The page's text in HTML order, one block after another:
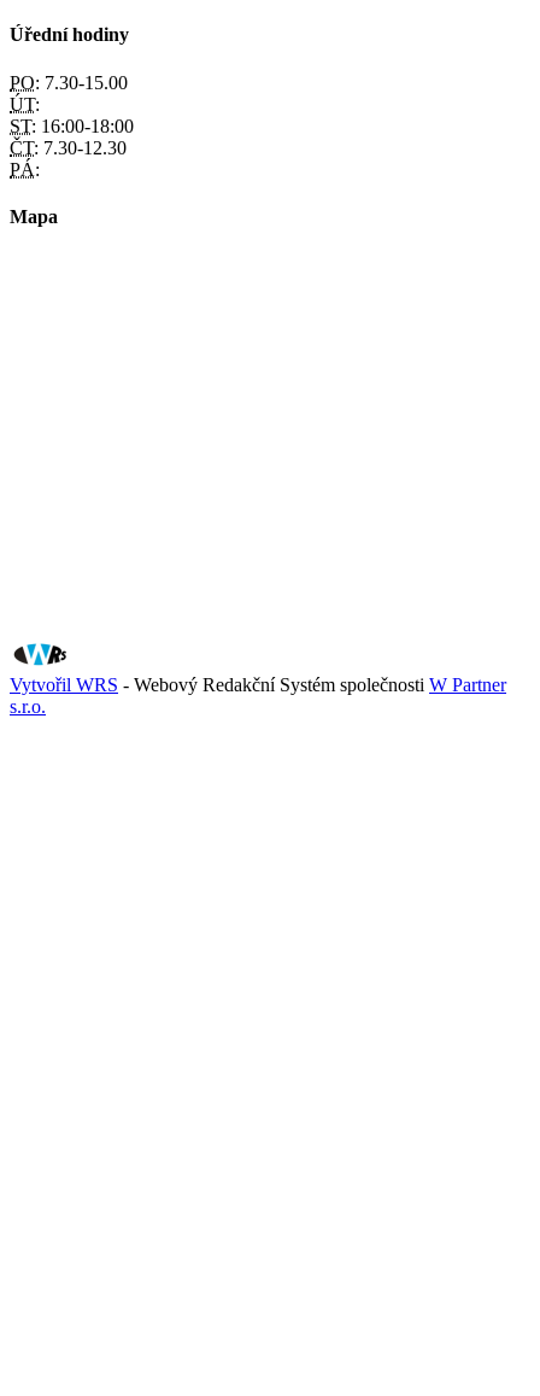
Úřední hodiny
PO: 7.30-15.00
ÚT:
ST: 16:00-18:00
ČT: 7.30-12.30
PÁ:
Mapa
Vytvořil WRS - Webový Redakční Systém společnosti W Partner
s.r.o.